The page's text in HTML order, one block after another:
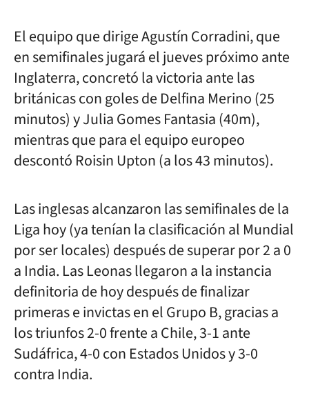
El equipo que dirige Agustín Corradini, que
en semifinales jugará el jueves próximo ante
Inglaterra, concretó la victoria ante las
británicas con goles de Delfina Merino (25
minutos) y Julia Gomes Fantasia (40m),
mientras que para el equipo europeo
descontó Roisin Upton (a los 43 minutos).
Las inglesas alcanzaron las semifinales de la
Liga hoy (ya tenían la clasificación al Mundial
por ser locales) después de superar por 2 a 0
a India. Las Leonas llegaron a la instancia
definitoria de hoy después de finalizar
primeras e invictas en el Grupo B, gracias a
los triunfos 2-0 frente a Chile, 3-1 ante
Sudáfrica, 4-0 con Estados Unidos y 3-0
contra India.